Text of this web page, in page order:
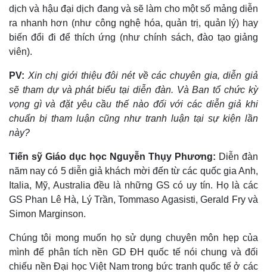
dịch và hậu đại dịch đang và sẽ làm cho một số mảng diễn
ra nhanh hơn (như công nghệ hóa, quản trị, quản lý) hay
biến đổi đi để thích ứng (như chính sách, đào tạo giảng
viên).
PV: Xin chị giới thiệu đôi nét về các chuyên gia, diễn giả
sẽ tham dự và phát biểu tại diễn đàn. Và Ban tổ chức kỳ
vọng gì và đặt yêu cầu thế nào đối với các diễn giả khi
chuẩn bị tham luận cũng như tranh luận tại sự kiện lần
này?
Tiến sỹ Giáo dục học Nguyễn Thụy Phương: Diễn đàn
năm nay có 5 diễn giả khách mời đến từ các quốc gia Anh,
Italia, Mỹ, Australia đều là những GS có uy tín. Họ là các
GS Phan Lê Hà, Lý Trần, Tommaso Agasisti, Gerald Fry và
Simon Marginson.
Chúng tôi mong muốn họ sử dụng chuyên môn hẹp của
mình để phân tích nền GD ĐH quốc tế nói chung và đối
chiếu nền Đại học Việt Nam trong bức tranh quốc tế ở các